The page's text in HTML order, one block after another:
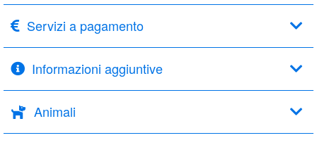
Servizi a pagamento
Informazioni aggiuntive
Animali